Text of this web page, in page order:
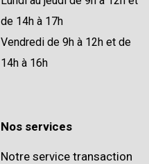
de 14h à 17h
Vendredi de 9h à 12h et de
14h à 16h
Nos services
Notre service transaction